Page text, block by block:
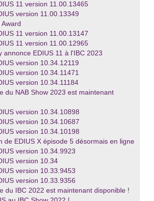
11 version 11.00.13465
version 11.00.13349
11 version 11.00.13147
11 version 11.00.12965
annonce EDIUS 11 à l'IBC 2023
version 10.34.12119
version 10.34.11471
version 10.34.11184
du NAB Show 2023 est maintenant
version 10.34.10898
version 10.34.10687
version 10.34.10198
de EDIUS X épisode 5 désormais en ligne
version 10.34.9923
version 10.34
version 10.33.9453
version 10.33.9356
du IBC 2022 est maintenant disponible !